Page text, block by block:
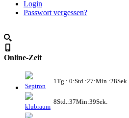
Login
Passwort vergessen?
Online-Zeit
Septron
1Tg.: 0:Std.:27:Min.:28Sek.
klubraum
8Std.:37Min:39Sek.